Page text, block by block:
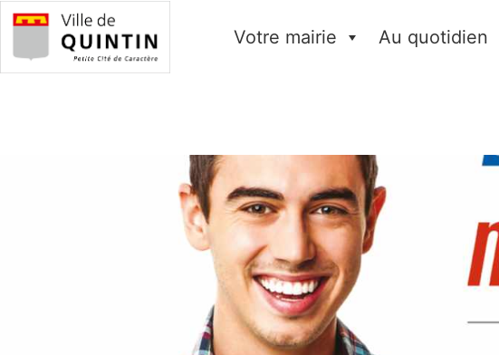
Votre mairie Au quotidien